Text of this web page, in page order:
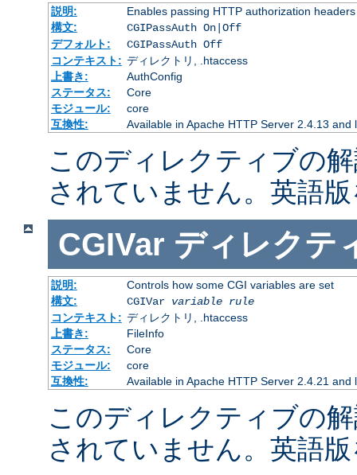
説明:
Enables passing HTTP authorization
構文:
CGIPassAuth On|Off
デフォルト:
CGIPassAuth Off
コンテキスト: ディレクトリ, .htaccess
上書き:
AuthConfig
ステータス:
Core
モジュール:
core
互換性:
Available in Apache HTTP Server 2.4.13 and
このディレクティブの
されていません。英語
CGIVar ディレクテ
説明:
Controls how some CGI variables are set
構文:
CGIVar variable rule
コンテキスト: ディレクトリ, .htaccess
上書き:
FileInfo
ステータス:
Core
モジュール:
core
互換性:
Available in Apache HTTP Server 2.4.21 and
このディレクティブの
されていません。英語